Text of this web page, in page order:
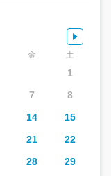
金 土
1
7
8
14
15
21
22
28 29